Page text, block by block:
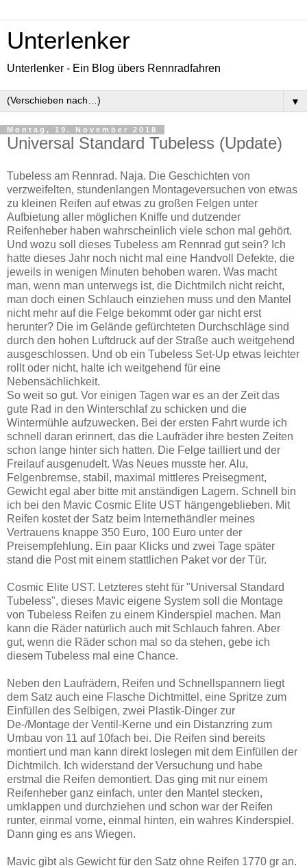
Unterlenker
Unterlenker - Ein Blog übers Rennradfahren
▼
Montag, 19. November 2018
Universal Standard Tubeless (Update)
Tubeless am Rennrad. Naja. Die Geschichten von
verzweifelten, stundenlangen Montageversuchen von etwas
zu kleinen Reifen auf etwas zu großen Felgen unter
Aufbietung aller möglichen Kniffe und dutzender
Reifenheber haben wahrscheinlich viele schon mal gehört.
Und wozu soll dieses Tubeless am Rennrad gut sein? Ich
hatte dieses Jahr noch nicht mal eine Handvoll Defekte, die
jeweils in wenigen Minuten behoben waren. Was macht
man, wenn man unterwegs ist, die Dichtmilch nicht reicht,
man doch einen Schlauch einziehen muss und den Mantel
nicht mehr auf die Felge bekommt oder gar nicht erst
herunter? Die im Gelände gefürchteten Durchschläge sind
durch den hohen Luftdruck auf der Straße auch weitgehend
ausgeschlossen. Und ob ein Tubeless Set-Up etwas leichter
rollt oder nicht, halte ich weitgehend für eine
Nebensächlichkeit.
So weit so gut. Vor einigen Tagen war es an der Zeit das
gute Rad in den Winterschlaf zu schicken und die
Wintermühle aufzuwecken. Bei der ersten Fahrt wurde ich
schnell daran erinnert, das die Laufräder ihre besten Zeiten
schon lange hinter sich hatten. Die Felge tailliert und der
Freilauf ausgenudelt. Was Neues musste her. Alu,
Felgenbremse, stabil, maximal mittleres Preisegment,
Gewicht egal aber bitte mit anständigen Lagern. Schnell bin
ich bei den Mavic Cosmic Elite UST hängengeblieben. Mit
Reifen kostet der Satz beim Internethändler meines
Vertrauens knappe 350 Euro, 100 Euro unter der
Preisempfehlung. Ein paar Klicks und zwei Tage später
stand die Post mit einem stattlichen Paket vor der Tür.
Cosmic Elite UST. Letzteres steht für "Universal Standard
Tubeless", dieses Mavic eigene System soll die Montage
von Tubeless Reifen zu einem Kinderspiel machen. Man
kann die Räder natürlich auch mit Schlauch fahren. Aber
gut, wenn die Räder schon mal so da stehen, gebe ich
diesem Tubeless mal eine Chance.
Neben den Laufrädern, Reifen und Schnellspannern liegt
dem Satz auch eine Flasche Dichtmittel, eine Spritze zum
Einfüllen des Selbigen, zwei Plastik-Dinger zur
De-/Montage der Ventil-Kerne und ein Distanzring zum
Umbau von 11 auf 10fach bei. Die Reifen sind bereits
montiert und man kann direkt loslegen mit dem Einfüllen der
Dichtmilch. Ich widerstand der Versuchung und habe
erstmal die Reifen demontiert. Das ging mit nur einem
Reifenheber ganz einfach, unter den Mantel stecken,
umklappen und durchziehen und schon war der Reifen
runter, einmal vorne, einmal hinten, ein wahres Kinderspiel.
Dann ging es ans Wiegen.
Mavic gibt als Gewicht für den Satz ohne Reifen 1770 gr an.